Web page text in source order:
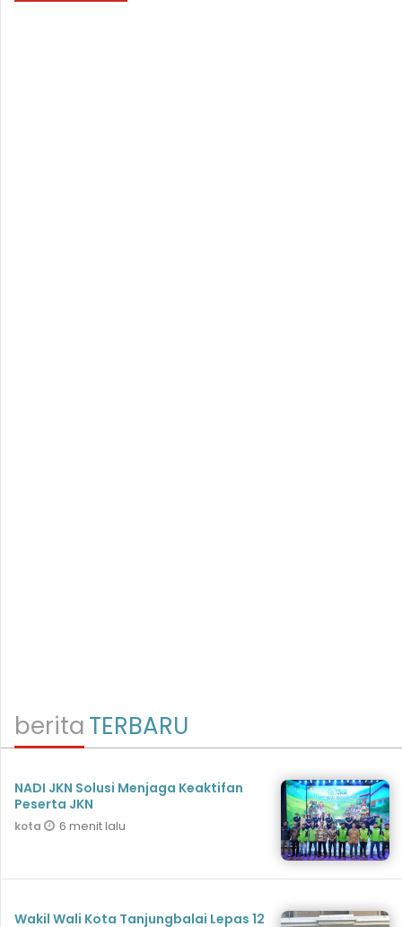
beritaTERBARU
NADI JKN Solusi Menjaga Keaktifan
Peserta JKN
kota 6 menit lalu
Wakil Wali Kota Tanjungbalai Lepas 12